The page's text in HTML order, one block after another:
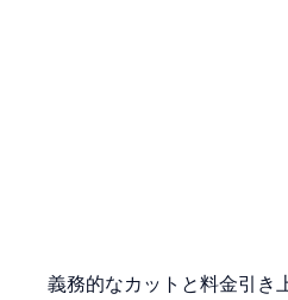
義務的なカットと料金引き